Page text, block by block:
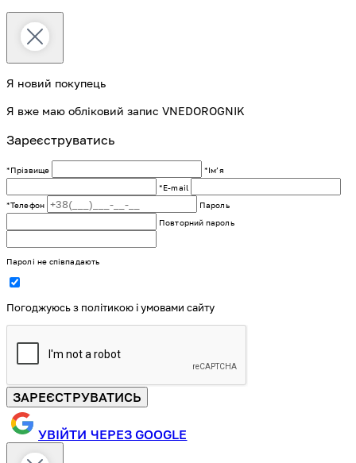
Я новий покупець
Я вже маю обліковий запис VNEDOROGNIK
Зареєструватись
*Прізвище
*Імʼя
*E-mail
*Телефон
Пароль
Повторний пароль
Паролі не співпадають
Погоджуюсь з політикою і умовами сайту
ЗАРЕЄСТРУВАТИСЬ
УВІЙТИ ЧЕРЕЗ GOOGLE